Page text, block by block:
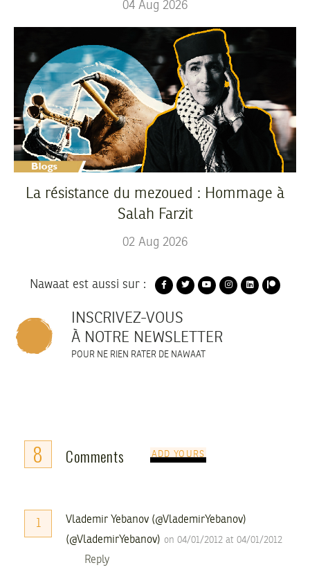
04 Aug 2026
La résistance du mezoued : Hommage à
Salah Farzit
02 Aug 2026
Nawaat est aussi sur :
INSCRIVEZ-VOUS
À NOTRE NEWSLETTER
POUR NE RIEN RATER DE NAWAAT
8 Comments ADD YOURS
1
Vlademir Yebanov (@VlademirYebanov)
(@VlademirYebanov) on 04/01/2012 at 04/01/2012
Reply